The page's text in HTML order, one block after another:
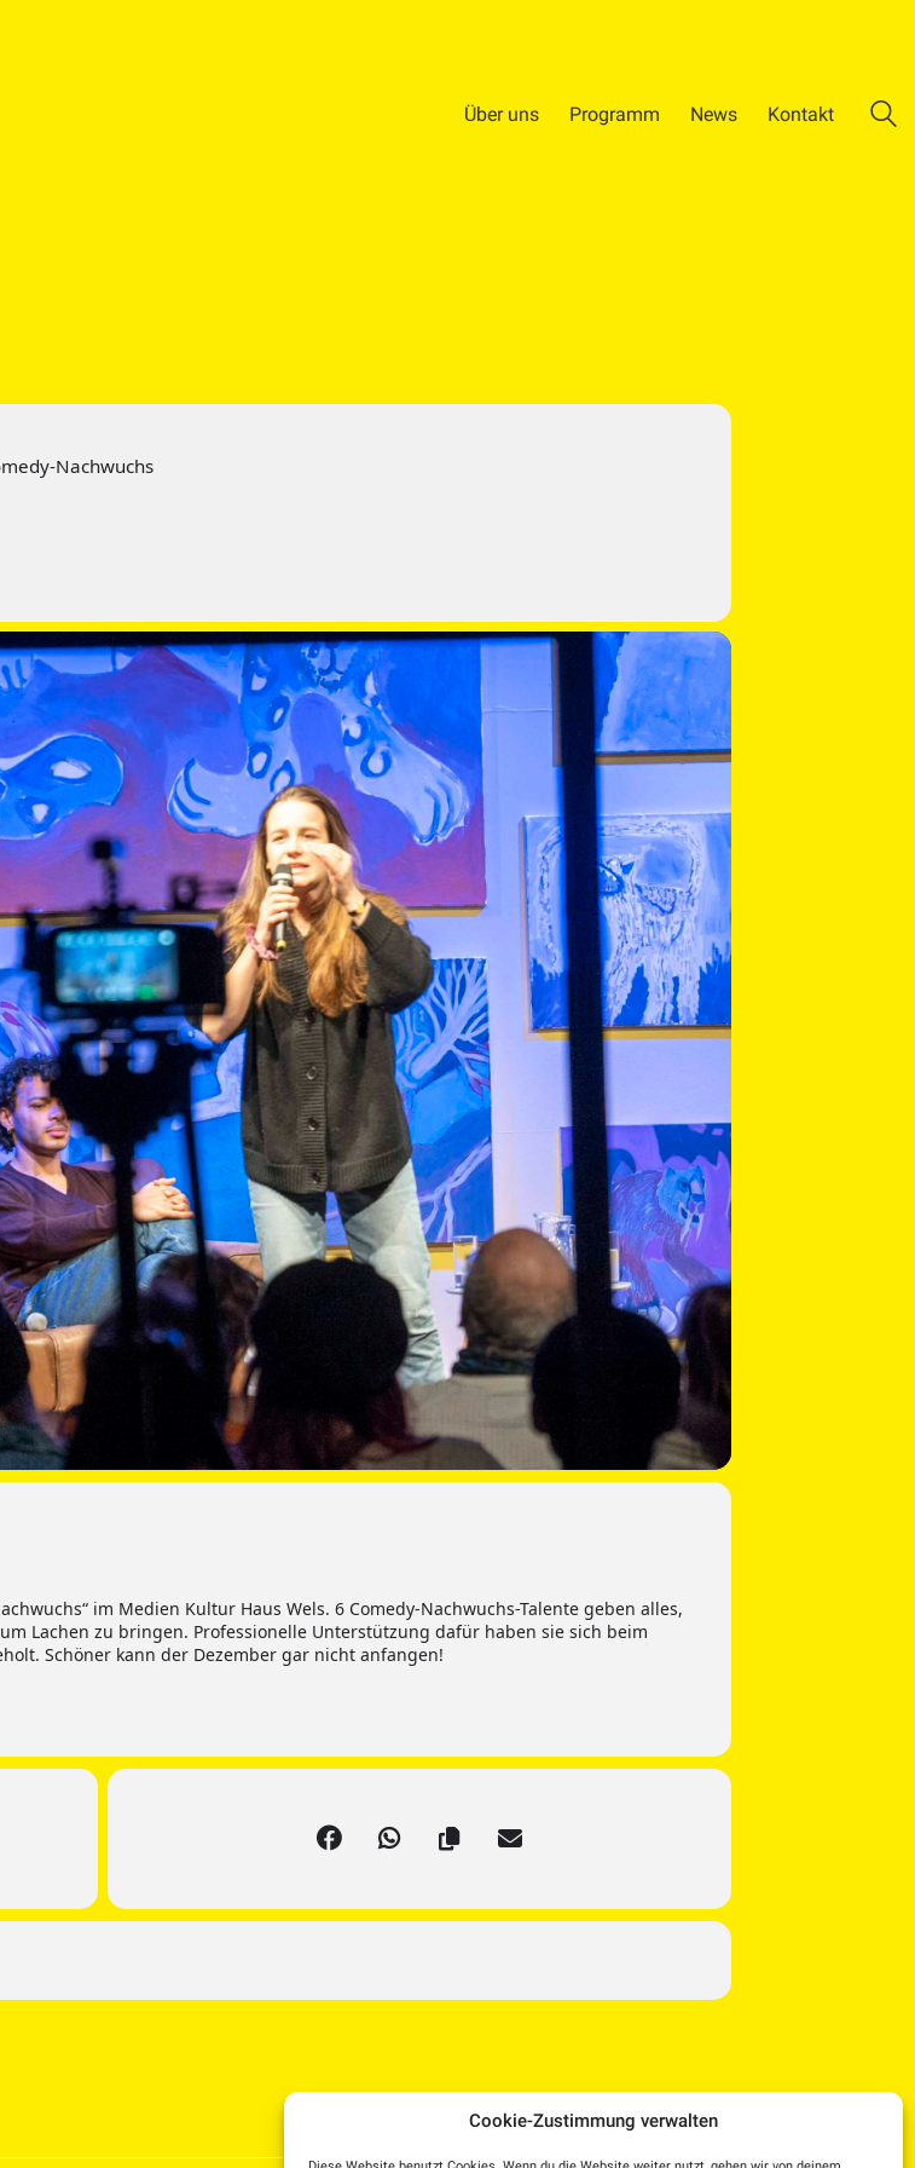
Cookie-Zustimmung verwalten
Über uns Programm News Kontakt
Nachwuchs
im Medien Kultur Haus Wels. 6 Comedy-Nachwuchs-Talente geben alles,
Lachen zu bringen. Professionelle Unterstützung dafür haben sie sich beim
Schöner kann der Dezember gar nicht anfangen!